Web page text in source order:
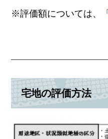
※評価額については、「
宅地の評価方法